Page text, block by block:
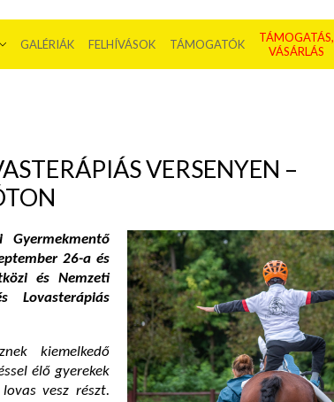
GALÉRIÁK FELHÍVÁSOK TÁMOGATÓK
TÁMOGATÁS,
VÁSÁRLÁS
VERSENYEN –
26-a és
és Nemzeti
Lovasterápiás
kiemelkedő
élő gyerekek
vesz részt.